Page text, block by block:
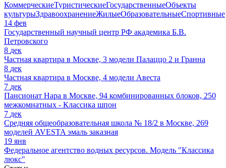
КоммерческиеТуристическиеГосударственныеОбъекты
культурыЗдравоохранениеЖилыеОбразовательныеСпортивные
14 фев
Государственный научный центр РФ академика Б.В.
Петровского
8 дек
Частная квартира в Москве, 3 модели Палаццо 2 и Гранна
8 дек
Частная квартира в Москве, 4 модели Авеста
7 дек
Пансионат Нара в Москве, 94 комбинированных блоков, 250
межкомнатных - Классика шпон
7 дек
Средняя общеобразовательная школа № 18/2 в Москве, 269
моделей AVESTA эмаль заказная
19 янв
Федеральное агентство водных ресурсов. Модель "Классика
люкс"